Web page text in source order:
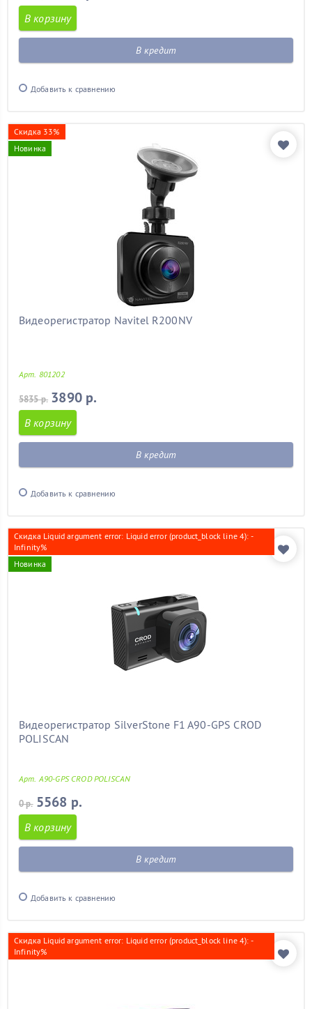
В корзину
В кредит
Добавить к сравнению
Скидка 33%
Новинка
Видеорегистратор Navitel R200NV
Арт. 801202
5835 р. 3890 р.
В корзину
В кредит
Добавить к сравнению
Скидка Liquid argument error: Liquid error (product_block line 4): -
Infinity%
Новинка
Видеорегистратор SilverStone F1 A90-GPS CROD
POLISCAN
Арт. A90-GPS CROD POLISCAN
0 р. 5568 р.
В корзину
В кредит
Добавить к сравнению
Скидка Liquid argument error: Liquid error (product_block line 4): -
Infinity%